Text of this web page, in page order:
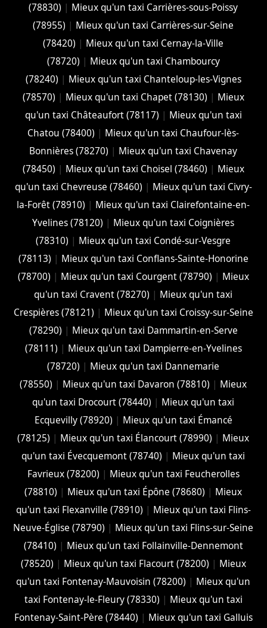
(78830) | Mieux qu'un taxi Carrières-sous-Poissy
(78955) | Mieux qu'un taxi Carrières-sur-Seine
(78420) | Mieux qu'un taxi Cernay-la-Ville
(78720) | Mieux qu'un taxi Chambourcy
(78240) | Mieux qu'un taxi Chanteloup-les-Vignes
(78570) | Mieux qu'un taxi Chapet (78130) | Mieux
qu'un taxi Châteaufort (78117) | Mieux qu'un taxi
Chatou (78400) | Mieux qu'un taxi Chaufour-lès-
Bonnières (78270) | Mieux qu'un taxi Chavenay
(78450) | Mieux qu'un taxi Choisel (78460) | Mieux
qu'un taxi Chevreuse (78460) | Mieux qu'un taxi Civry-
la-Forêt (78910) | Mieux qu'un taxi Clairefontaine-en-
Yvelines (78120) | Mieux qu'un taxi Coignières
(78310) | Mieux qu'un taxi Condé-sur-Vesgre
(78113) | Mieux qu'un taxi Conflans-Sainte-Honorine
(78700) | Mieux qu'un taxi Courgent (78790) | Mieux
qu'un taxi Cravent (78270) | Mieux qu'un taxi
Crespières (78121) | Mieux qu'un taxi Croissy-sur-Seine
(78290) | Mieux qu'un taxi Dammartin-en-Serve
(78111) | Mieux qu'un taxi Dampierre-en-Yvelines
(78720) | Mieux qu'un taxi Dannemarie
(78550) | Mieux qu'un taxi Davaron (78810) | Mieux
qu'un taxi Drocourt (78440) | Mieux qu'un taxi
Ecquevilly (78920) | Mieux qu'un taxi Émancé
(78125) | Mieux qu'un taxi Élancourt (78990) | Mieux
qu'un taxi Évecquemont (78740) | Mieux qu'un taxi
Favrieux (78200) | Mieux qu'un taxi Feucherolles
(78810) | Mieux qu'un taxi Épône (78680) | Mieux
qu'un taxi Flexanville (78910) | Mieux qu'un taxi Flins-
Neuve-Église (78790) | Mieux qu'un taxi Flins-sur-Seine
(78410) | Mieux qu'un taxi Follainville-Dennemont
(78520) | Mieux qu'un taxi Flacourt (78200) | Mieux
qu'un taxi Fontenay-Mauvoisin (78200) | Mieux qu'un
taxi Fontenay-le-Fleury (78330) | Mieux qu'un taxi
Fontenay-Saint-Père (78440) | Mieux qu'un taxi Galluis